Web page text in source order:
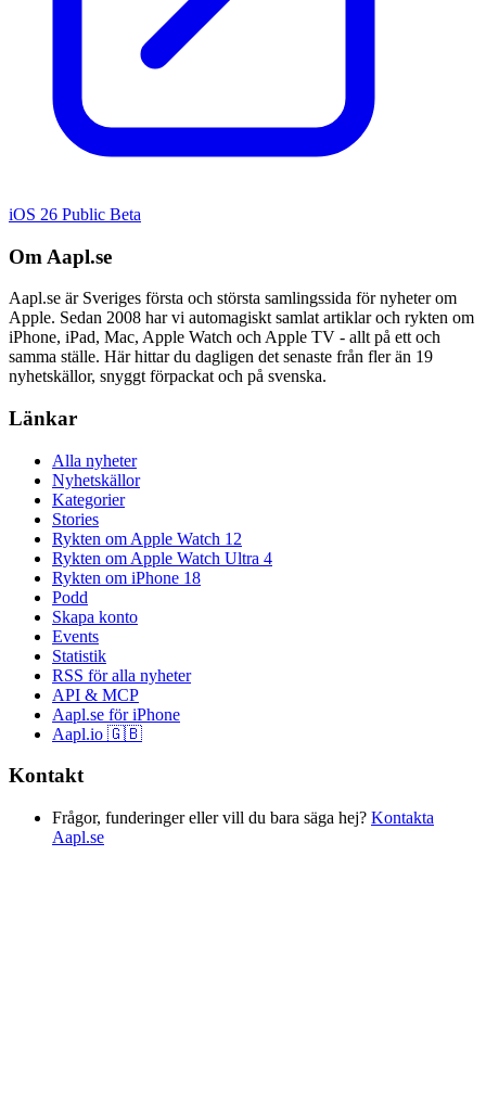
iOS 26 Public Beta
Om Aapl.se
Aapl.se är Sveriges första och största samlingssida för nyheter om
Apple. Sedan 2008 har vi automagiskt samlat artiklar och rykten om
iPhone, iPad, Mac, Apple Watch och Apple TV - allt på ett och
samma ställe. Här hittar du dagligen det senaste från fler än 19
nyhetskällor, snyggt förpackat och på svenska.
Länkar
Alla nyheter
Nyhetskällor
Kategorier
Stories
Rykten om Apple Watch 12
Rykten om Apple Watch Ultra 4
Rykten om iPhone 18
Podd
Skapa konto
Events
Statistik
RSS för alla nyheter
API & MCP
Aapl.se för iPhone
Aapl.io 🇬🇧
Kontakt
Frågor, funderinger eller vill du bara säga hej? Kontakta
Aapl.se